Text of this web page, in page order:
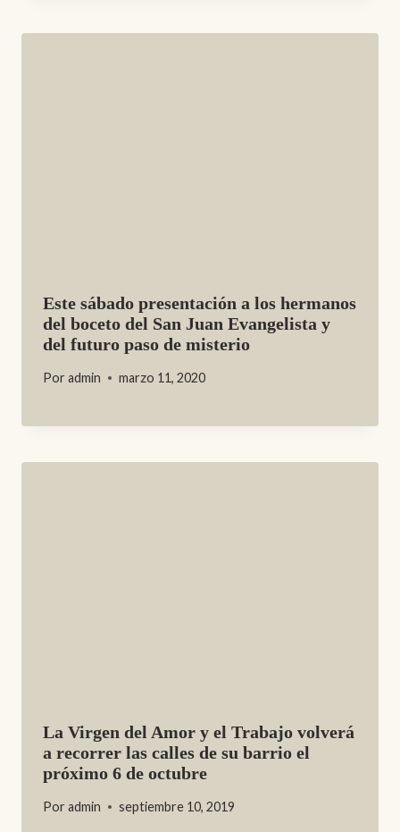
Este sábado presentación a los hermanos
del boceto del San Juan Evangelista y
del futuro paso de misterio
Por admin marzo 11, 2020
La Virgen del Amor y el Trabajo volverá
a recorrer las calles de su barrio el
próximo 6 de octubre
Por admin septiembre 10, 2019